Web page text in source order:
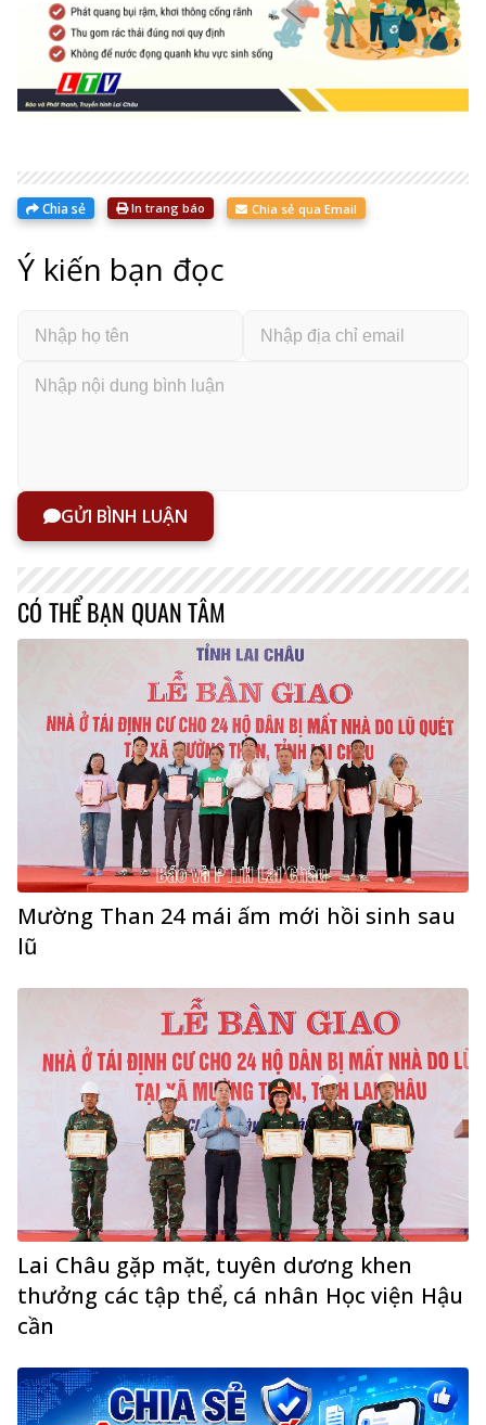
Chia sẻ In trang báo Chia sẻ qua Email
Ý kiến bạn đọc
GỬI BÌNH LUẬN
CÓ THỂ BẠN QUAN TÂM
Mường Than 24 mái ấm mới hồi sinh sau
lũ
Lai Châu gặp mặt, tuyên dương khen
thưởng các tập thể, cá nhân Học viện Hậu
cần